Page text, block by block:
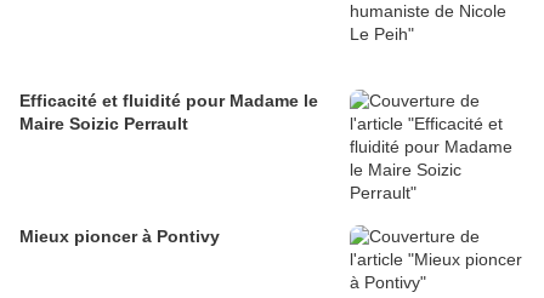
Efficacité et fluidité pour Madame le
Maire Soizic Perrault
Mieux pioncer à Pontivy